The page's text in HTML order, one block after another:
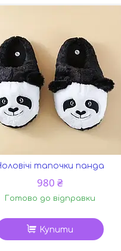
тапочки панда
980 ₴
Готово до відправки
Купити